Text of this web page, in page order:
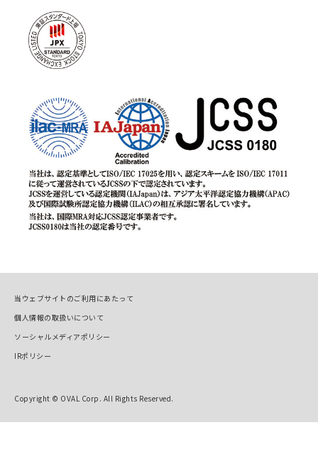
当ウェブサイトのご利用にあたって
個人情報の取扱いについて
ソーシャルメディアポリシー
IRポリシー
Copyright © OVAL Corp. All Rights Reserved.